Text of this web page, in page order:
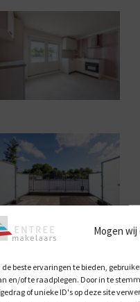
Mogen wij
beste ervaringen te bieden,
en/of te raadplegen. Door in te
of unieke ID's op deze site